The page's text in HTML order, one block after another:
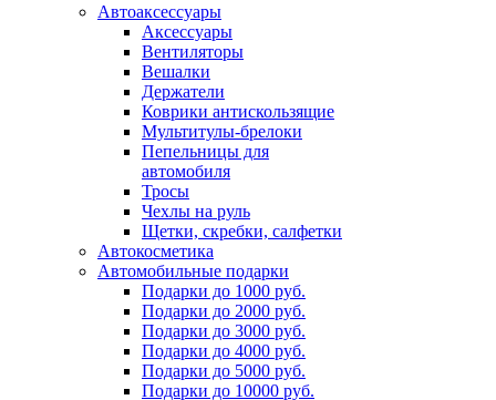
Автоаксессуары
Аксессуары
Вентиляторы
Вешалки
Держатели
Коврики антискользящие
Мультитулы-брелоки
Пепельницы для
автомобиля
Тросы
Чехлы на руль
Щетки, скребки, салфетки
Автокосметика
Автомобильные подарки
Подарки до 1000 руб.
Подарки до 2000 руб.
Подарки до 3000 руб.
Подарки до 4000 руб.
Подарки до 5000 руб.
Подарки до 10000 руб.